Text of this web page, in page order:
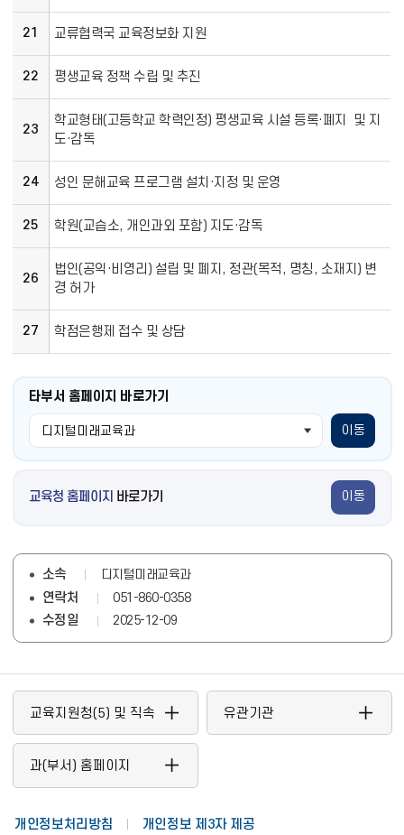
21 교류협력국 교육정보화 지원
22 평생교육 정책 수립 및 추진
23
학교형태(고등학교 학력인정) 평생교육 시설 등록·폐지 및 지
도·감독
24 성인 문해교육 프로그램 설치·지정 및 운영
25 학원(교습소, 개인과외 포함) 지도·감독
26
법인(공익·비영리) 설립 및 폐지, 정관(목적, 명칭, 소재지) 변
경 허가
27 학점은행제 접수 및 상담
타부서 홈페이지 바로가기
이동
교육청 홈페이지 바로가기 이동
소속 디지털미래교육과
연락처 051-860-0358
수정일 2025-12-09
교육지원청(5) 및 직속
기관
유관기관
과(부서) 홈페이지
개인정보처리방침 개인정보 제3자 제공